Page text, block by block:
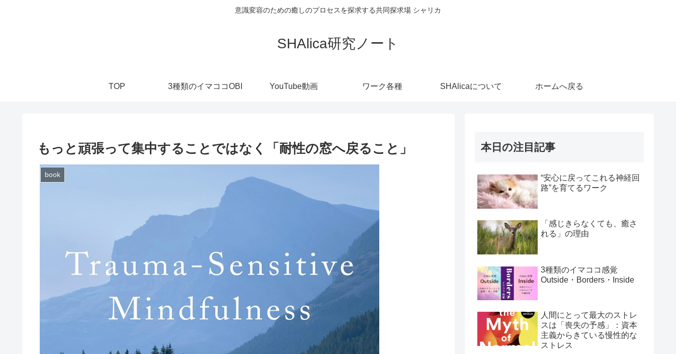
意識変容のための癒しのプロセスを探求する共同探求場 シャリカ
SHAlica研究ノート
TOP 3種類のイマココOBI YouTube動画 ワーク各種 SHAlicaについて ホームへ戻る
もっと頑張って集中することではなく「耐性の窓へ戻ること」
book
本日の注目記事
“安心に戻ってこれる神経回
路”を育てるワーク
「感じきらなくても、癒さ
れる」の理由
3種類のイマココ感覚
Outside・Borders・Inside
人間にとって最大のストレ
スは「喪失の予感」：資本
主義からきている慢性的な
ストレス